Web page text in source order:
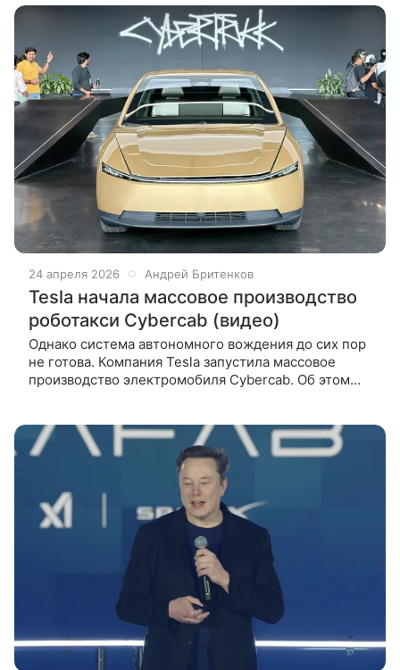
24 апреля 2026 Андрей Бритенков
Tesla начала массовое производство
роботакси Cybercab (видео)
Однако система автономного вождения до сих пор
не готова. Компания Tesla запустила массовое
производство электромобиля Cybercab. Об этом